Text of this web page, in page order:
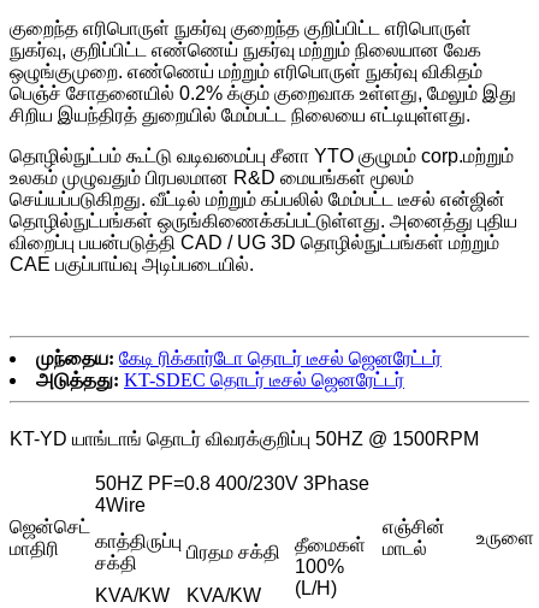
குறைந்த எரிபொருள் நுகர்வு குறைந்த குறிப்பிட்ட எரிபொருள்
நுகர்வு, குறிப்பிட்ட எண்ணெய் நுகர்வு மற்றும் நிலையான வேக
ஒழுங்குமுறை. எண்ணெய் மற்றும் எரிபொருள் நுகர்வு விகிதம்
பெஞ்ச் சோதனையில் 0.2% க்கும் குறைவாக உள்ளது, மேலும் இது
சிறிய இயந்திரத் துறையில் மேம்பட்ட நிலையை எட்டியுள்ளது.
தொழில்நுட்பம் கூட்டு வடிவமைப்பு சீனா YTO குழுமம் corp.மற்றும்
உலகம் முழுவதும் பிரபலமான R&D மையங்கள் மூலம்
செய்யப்படுகிறது. வீட்டில் மற்றும் கப்பலில் மேம்பட்ட டீசல் என்ஜின்
தொழில்நுட்பங்கள் ஒருங்கிணைக்கப்பட்டுள்ளது. அனைத்து புதிய
விறைப்பு பயன்படுத்தி CAD / UG 3D தொழில்நுட்பங்கள் மற்றும்
CAE பகுப்பாய்வு அடிப்படையில்.
முந்தைய: கேடி ரிக்கார்டோ தொடர் டீசல் ஜெனரேட்டர்
அடுத்தது: KT-SDEC தொடர் டீசல் ஜெனரேட்டர்
KT-YD யாங்டாங் தொடர் விவரக்குறிப்பு 50HZ @ 1500RPM
ஜென்செட்
மாதிரி
50HZ PF=0.8 400/230V 3Phase
4Wire
எஞ்சின்
மாடல்
உருளை
காத்திருப்பு
சக்தி
பிரதம சக்தி
தீமைகள்
100%
(L/H)
KVA/KW
KVA/KW